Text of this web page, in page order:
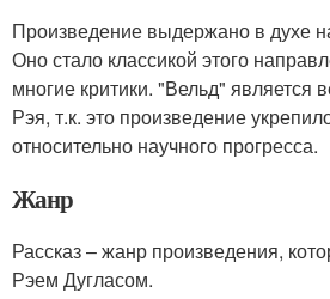
Произведение выдержано в духе
Оно стало классикой этого
многие критики. "Вельд" является
Рэя, т.к. это произведение
относительно научного прогресса.
Жанр
Рассказ – жанр произведения,
Рэем Дугласом.